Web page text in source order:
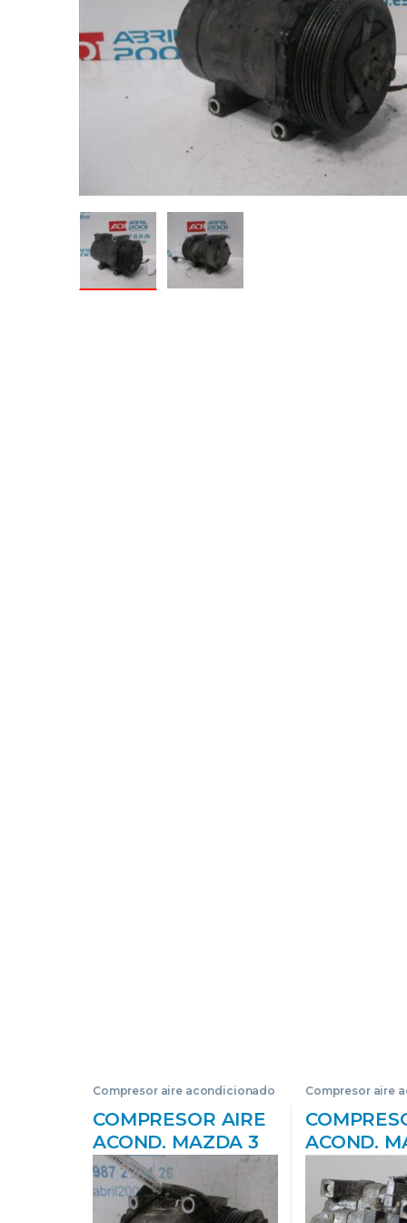
Compresor aire acondicionado
COMPRESOR AIRE
ACOND. MAZDA 3
BERLINA (BL)
(2009->) 1.6 ACTIVE
[1,6 LTR. – 80 KW
Compresor aire
ACOND.
BERLINA
(2002->)
– #PROV#